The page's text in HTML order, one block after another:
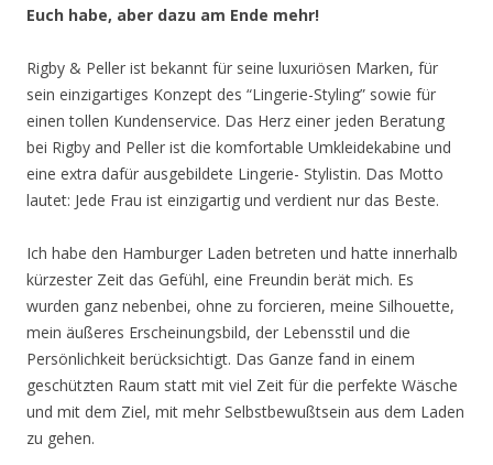
Euch habe, aber dazu am Ende mehr!
Rigby & Peller ist bekannt für seine luxuriösen Marken, für
sein einzigartiges Konzept des “Lingerie-Styling” sowie für
einen tollen Kundenservice. Das Herz einer jeden Beratung
bei Rigby and Peller ist die komfortable Umkleidekabine und
eine extra dafür ausgebildete Lingerie- Stylistin. Das Motto
lautet: Jede Frau ist einzigartig und verdient nur das Beste.
Ich habe den Hamburger Laden betreten und hatte innerhalb
kürzester Zeit das Gefühl, eine Freundin berät mich. Es
wurden ganz nebenbei, ohne zu forcieren, meine Silhouette,
mein äußeres Erscheinungsbild, der Lebensstil und die
Persönlichkeit berücksichtigt. Das Ganze fand in einem
geschützten Raum statt mit viel Zeit für die perfekte Wäsche
und mit dem Ziel, mit mehr Selbstbewußtsein aus dem Laden
zu gehen.